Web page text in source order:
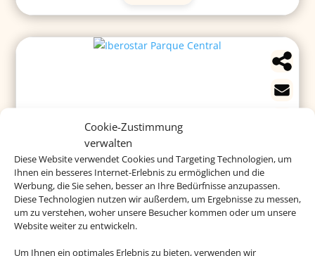
Cookie-Zustimmung
verwalten
Diese Website verwendet Cookies und Targeting Technologien, um
Ihnen ein besseres Internet-Erlebnis zu ermöglichen und die
Werbung, die Sie sehen, besser an Ihre Bedürfnisse anzupassen.
Diese Technologien nutzen wir außerdem, um Ergebnisse zu messen,
um zu verstehen, woher unsere Besucher kommen oder um unsere
Website weiter zu entwickeln.
Um Ihnen ein optimales Erlebnis zu bieten, verwenden wir
Iberostar Parque Central
Das Historienhotel liegt in einem historischen Viertel